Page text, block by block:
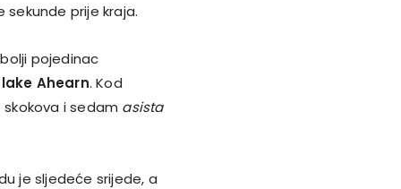
prije kraja.
pojedinac
Ahearn. Kod
i sedam asista
je sljedeće srijede, a